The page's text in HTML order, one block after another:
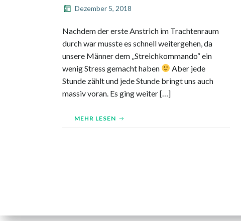
Dezember 5, 2018
Nachdem der erste Anstrich im Trachtenraum
durch war musste es schnell weitergehen, da
unsere Männer dem „Streichkommando“ ein
wenig Stress gemacht haben
Aber jede
Stunde zählt und jede Stunde bringt uns auch
massiv voran. Es ging weiter […]
MEHR LESEN